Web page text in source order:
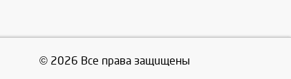
© 2026 Все права защищены